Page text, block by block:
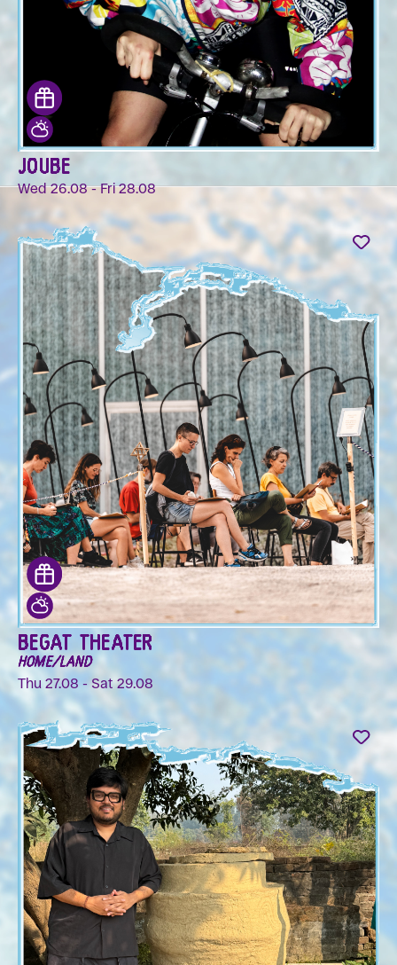
JOUBE
Wed 26.08 - Fri 28.08
BEGAT THEATER
HOME/LAND
Thu 27.08 - Sat 29.08